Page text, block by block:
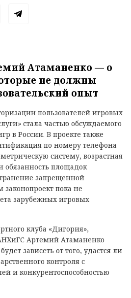
Атаманенко — о
не должны
опыт
пользователей игровых
стала частью обсуждаемого
в России. В проекте также
по номеру телефона
систему, возрастная
обязанность площадок
запрещенной
пока не
зарубежных игровых
клуба «Дигория»,
Артемий Атаманенко
зависеть от того, удастся ли
контроля с
и конкурентоспособностью